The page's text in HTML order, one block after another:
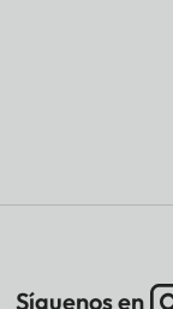
Síguenos en